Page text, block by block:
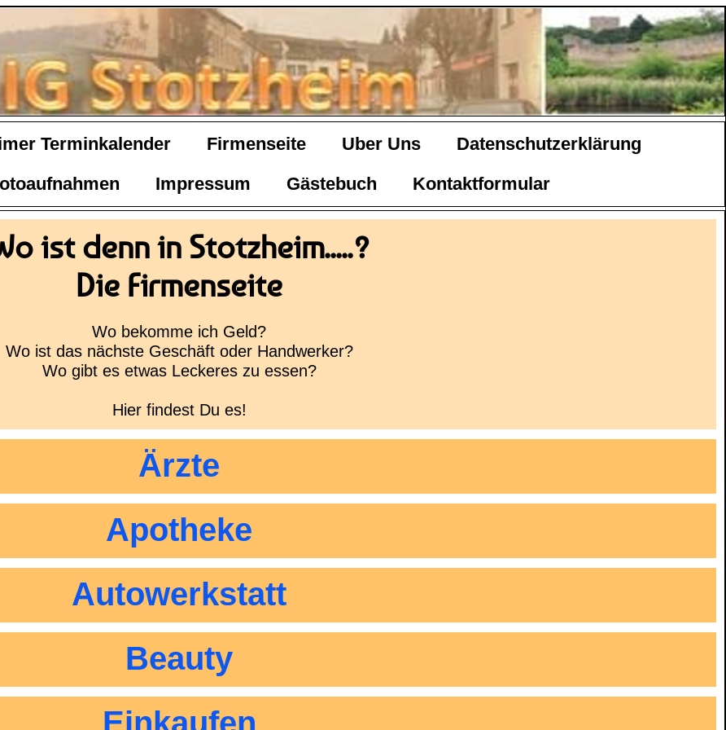
Terminkalender Firmenseite Uber Uns
Datenschutzerklärung
Impressum Gästebuch Kontaktformular
ist denn in Stotzheim.....?
Die Firmenseite
Wo bekomme ich Geld?
Wo ist das nächste Geschäft oder Handwerker?
Wo gibt es etwas Leckeres zu essen?
Hier findest Du es!
Ärzte
Apotheke
Autowerkstatt
Beauty
Einkaufen